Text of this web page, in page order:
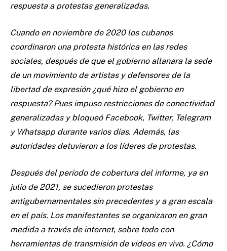
respuesta a protestas generalizadas.
Cuando en noviembre de 2020 los cubanos
coordinaron una protesta histórica en las redes
sociales, después de que el gobierno allanara la sede
de un movimiento de artistas y defensores de la
libertad de expresión ¿qué hizo el gobierno en
respuesta? Pues impuso restricciones de conectividad
generalizadas y bloqueó Facebook, Twitter, Telegram
y Whatsapp durante varios días. Además, las
autoridades detuvieron a los líderes de protestas.
Después del período de cobertura del informe, ya en
julio de 2021, se sucedieron protestas
antigubernamentales sin precedentes y a gran escala
en el país. Los manifestantes se organizaron en gran
medida a través de internet, sobre todo con
herramientas de transmisión de videos en vivo. ¿Cómo